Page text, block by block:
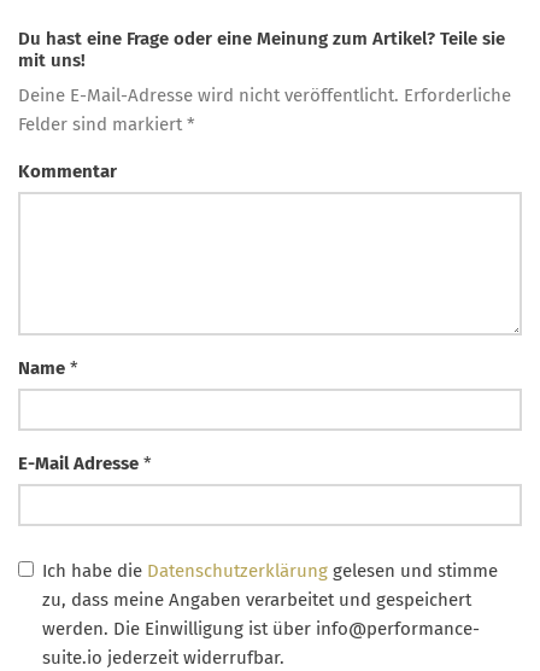
Du hast eine Frage oder eine Meinung zum Artikel? Teile sie
mit uns!
Deine E-Mail-Adresse wird nicht veröffentlicht. Erforderliche
Felder sind markiert *
Kommentar
Name *
E-Mail Adresse *
Ich habe die Datenschutzerklärung gelesen und stimme
zu, dass meine Angaben verarbeitet und gespeichert
werden. Die Einwilligung ist über info@performance-
suite.io jederzeit widerrufbar.